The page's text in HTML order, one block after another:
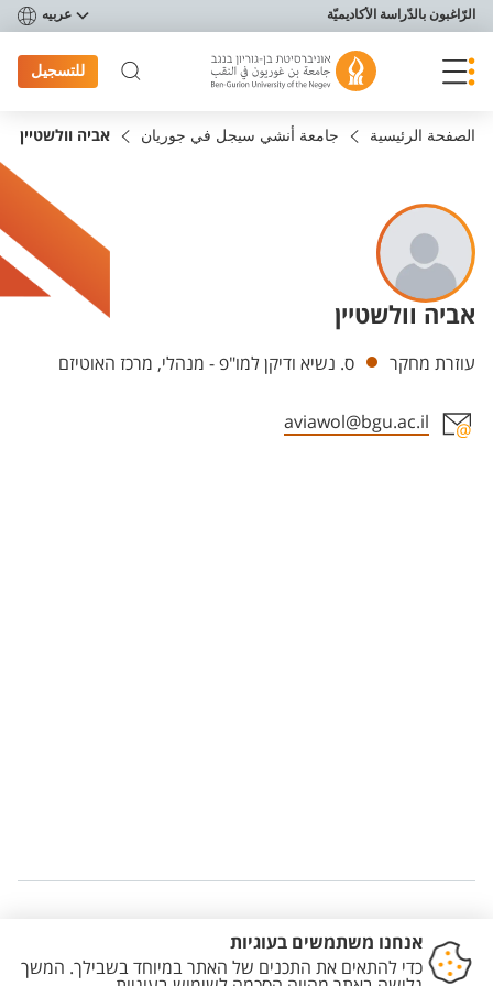
תפריט נגישות
الرّاغبون بالدّراسة الأكاديميّة عربيه
للتسجيل
الصفحة الرئيسية جامعة أنشي سيجل في جوريان אביה וולשטיין
אביה וולשטיין
Departments
עוזרת מחקר ס. נשיא ודיקן למו"פ - מנהלי, מרכז האוטיזם
aviawol@bgu.ac.il